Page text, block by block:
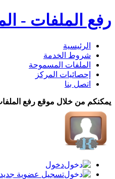
رفع الملفات -
الرئيسية
شروط الخدمة
الملفات المسموحة
إحصائيات المركز
اتصل بنا
يمكنكم من خلال موقع رفع
دخول
تسجيل عضوية